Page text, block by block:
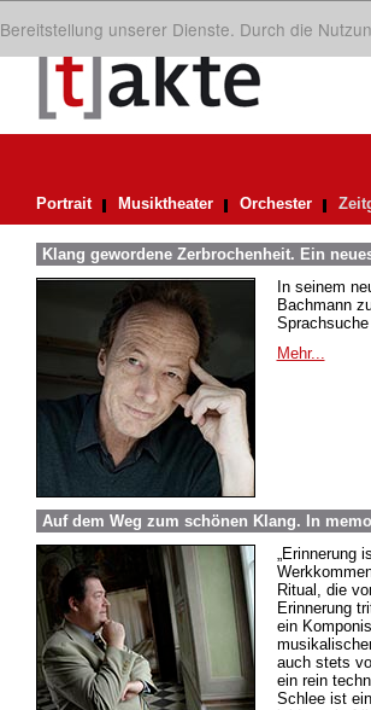
unserer Dienste. Durch die
Portrait Musiktheater Orchester
Klang gewordene Zerbrochenheit. Ein
In seinem
Bachmann
Mehr...
Auf dem Weg zum schönen Klang. In
„Erinnerung
Ritual, die
Erinnerung
ein
auch stets
ein rein
Schlee ist